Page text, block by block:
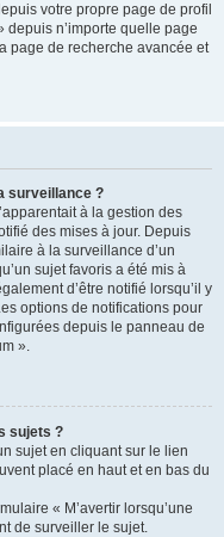
votre propre page de profil
n’importe quelle page
page de recherche avancée et
surveillance ?
à la gestion des
des mises à jour. Depuis
à la surveillance d’un
sujet favoris a été mis à
d’être notifié lorsqu’il y
options de notifications pour
depuis le panneau de
».
sujets ?
sujet en cliquant sur le lien
placé en haut et en bas du
« M’avertir lorsqu’une
de surveiller le sujet.